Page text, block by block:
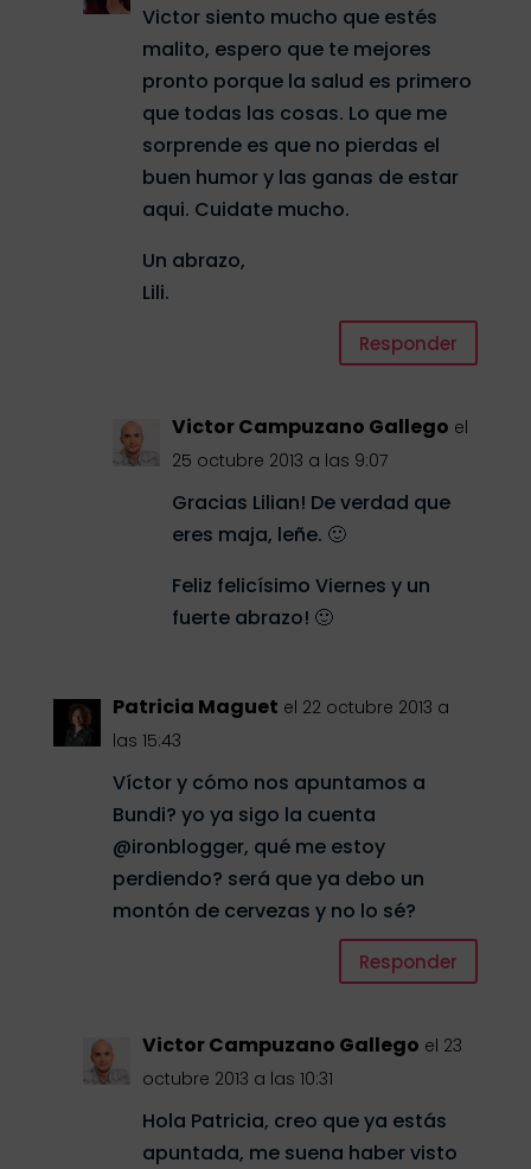
Victor siento mucho que estés
malito, espero que te mejores
pronto porque la salud es primero
que todas las cosas. Lo que me
sorprende es que no pierdas el
buen humor y las ganas de estar
aqui. Cuidate mucho.
Un abrazo,
Lili.
Responder
Victor Campuzano Gallego el
25 octubre 2013 a las 9:07
Gracias Lilian! De verdad que
eres maja, leñe. 🙂
Feliz felicísimo Viernes y un
fuerte abrazo! 🙂
Patricia Maguet el 22 octubre 2013 a
las 15:43
Víctor y cómo nos apuntamos a
Bundi? yo ya sigo la cuenta
@ironblogger, qué me estoy
perdiendo? será que ya debo un
montón de cervezas y no lo sé?
Responder
Victor Campuzano Gallego el 23
octubre 2013 a las 10:31
Hola Patricia, creo que ya estás
apuntada, me suena haber visto